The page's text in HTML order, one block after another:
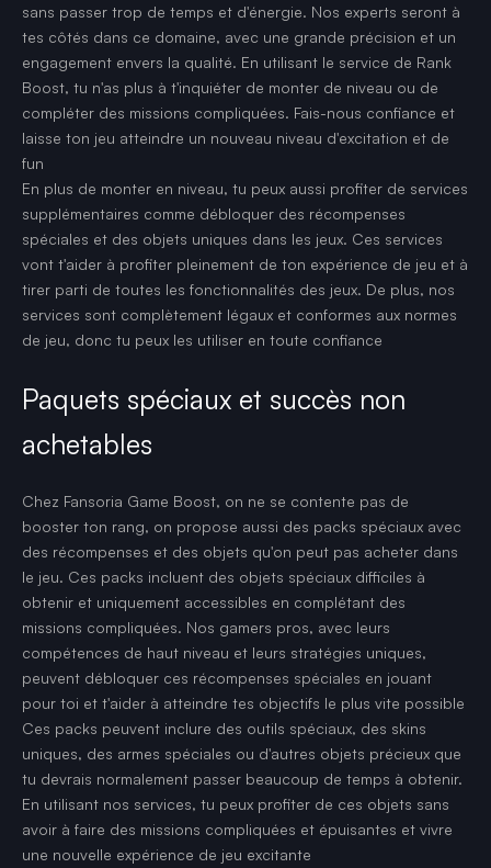
sans passer trop de temps et d'énergie. Nos experts seront à
tes côtés dans ce domaine, avec une grande précision et un
engagement envers la qualité. En utilisant le service de Rank
Boost, tu n'as plus à t'inquiéter de monter de niveau ou de
compléter des missions compliquées. Fais-nous confiance et
laisse ton jeu atteindre un nouveau niveau d'excitation et de
fun
En plus de monter en niveau, tu peux aussi profiter de services
supplémentaires comme débloquer des récompenses
spéciales et des objets uniques dans les jeux. Ces services
vont t'aider à profiter pleinement de ton expérience de jeu et à
tirer parti de toutes les fonctionnalités des jeux. De plus, nos
services sont complètement légaux et conformes aux normes
de jeu, donc tu peux les utiliser en toute confiance
Paquets spéciaux et succès non
achetables
Chez Fansoria Game Boost, on ne se contente pas de
booster ton rang, on propose aussi des packs spéciaux avec
des récompenses et des objets qu'on peut pas acheter dans
le jeu. Ces packs incluent des objets spéciaux difficiles à
obtenir et uniquement accessibles en complétant des
missions compliquées. Nos gamers pros, avec leurs
compétences de haut niveau et leurs stratégies uniques,
peuvent débloquer ces récompenses spéciales en jouant
pour toi et t'aider à atteindre tes objectifs le plus vite possible
Ces packs peuvent inclure des outils spéciaux, des skins
uniques, des armes spéciales ou d'autres objets précieux que
tu devrais normalement passer beaucoup de temps à obtenir.
En utilisant nos services, tu peux profiter de ces objets sans
avoir à faire des missions compliquées et épuisantes et vivre
une nouvelle expérience de jeu excitante